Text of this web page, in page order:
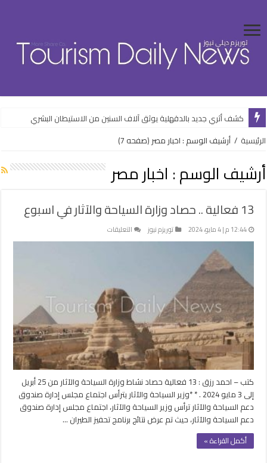
كشف أثري جديد بالدقهلية يوثق آلاف السنين من الاستيطان البشري
وزارة الإسكان تواصل طرح فرص استثمارية متنوعة من خلال المنصات الرقمية
الرئيسية / أرشيف الوسم : اخبار مصر (صفحه 7)
أرشيف الوسم : اخبار مصر
13 فعالية .. حصاد وزارة السياحة والآثار في اسبوع
12:44 م | 4 مايو، 2024 توريزم نيوز التعليقات
13
وزارة
السياحة
والآثار
في
اسبوع
مغلقة
كتب – احمد رزق : 13 فعالية حصاد نشاط وزارة السياحة والآثار من 25 أبريل
إلى 3 مايو 2024 . * *وزير السياحة والآثار يترأس اجتماع مجلس إدارة صندوق
دعم السياحة والآثار ترأس وزير السياحة والآثار، اجتماع مجلس إدارة صندوق
دعم السياحة والآثار، حيث تم عرض نتائج برنامج تحفيز الطيران …
أكمل القراءة »